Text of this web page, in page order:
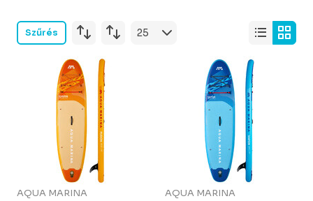
Szűrés
AQUA MARINA AQUA MARINA